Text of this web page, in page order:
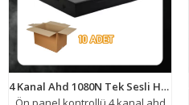
4 Kanal Ahd 1080N Tek Sesli Hibrit Dvr Metal Kasa Xmeye Kamera Kayıt Cihazı H265+ ARNA-4142 EKONOMİK 10 LU PAKET